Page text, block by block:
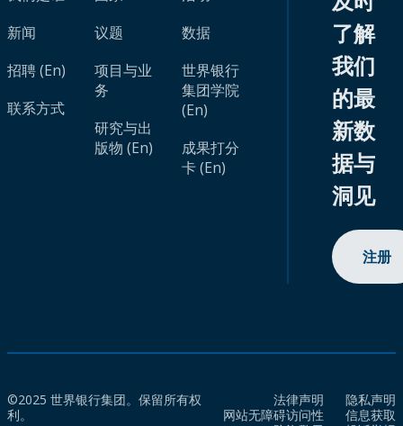
新闻
招聘 (En)
联系方式
议题
项目与业
务
研究与出
版物 (En)
数据
世界银行
集团学院
(En)
成果打分
卡 (En)
了解
我们
的最
新数
据与
洞见
注册
©2025 世界银行集团。保留所有权
利。
法律声明
隐私声明
网站无障碍访问性
信息获取